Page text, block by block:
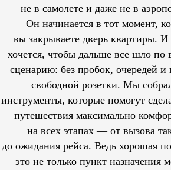
не в самолете и даже не в
Он начинается в тот момент,
вы закрываете дверь квартиры. И
хочется, чтобы дальше все шло по
сценарию: без пробок, очередей и
свободной розетки. Мы
инструменты, которые помогут
путешествия максимально
на всех этапах — от вызова
до ожидания рейса. Ведь хорошая
это не только пункт назначения